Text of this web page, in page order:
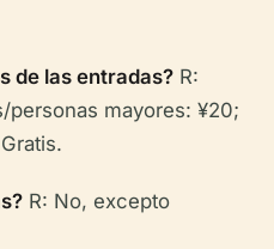
de las entradas? R:
mayores: ¥20;
R: No, excepto